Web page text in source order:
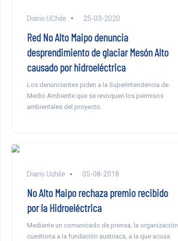
Diario UChile 25-03-2020
Red No Alto Maipo denuncia
desprendimiento de glaciar Mesón Alto
causado por hidroeléctrica
Los denunciantes piden a la Superintendencia de
Medio Ambiente que se revoquen los permisos
ambientales del proyecto.
Diario Uchile 05-08-2018
No Alto Maipo rechaza premio recibido
por la Hidroeléctrica
Mediante un comunicado de prensa, la organización
cuestiona a la fundación austriaca, a la que acusa